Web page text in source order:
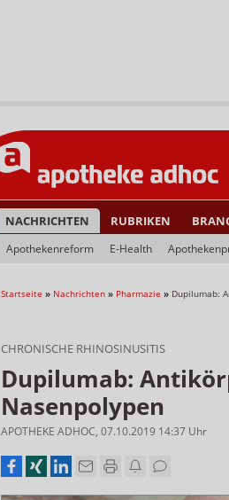
NACHRICHTEN RUBRIKEN
Apothekenreform E-Health
Startseite » Nachrichten » Pharmazie » Dupilumab:
CHRONISCHE RHINOSINUSITIS
Dupilumab:
Nasenpolypen
APOTHEKE ADHOC, 07.10.2019 14:37 Uhr